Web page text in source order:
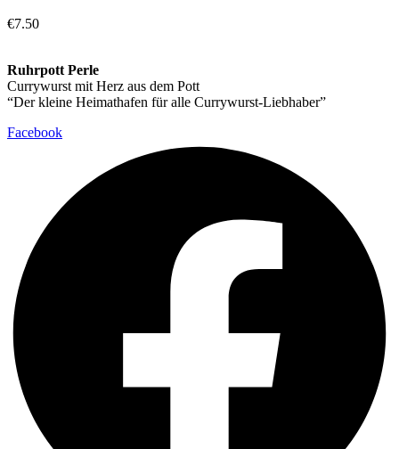
€7.50
Ruhrpott Perle
Currywurst mit Herz aus dem Pott
“Der kleine Heimathafen für alle Currywurst-Liebhaber”
Facebook